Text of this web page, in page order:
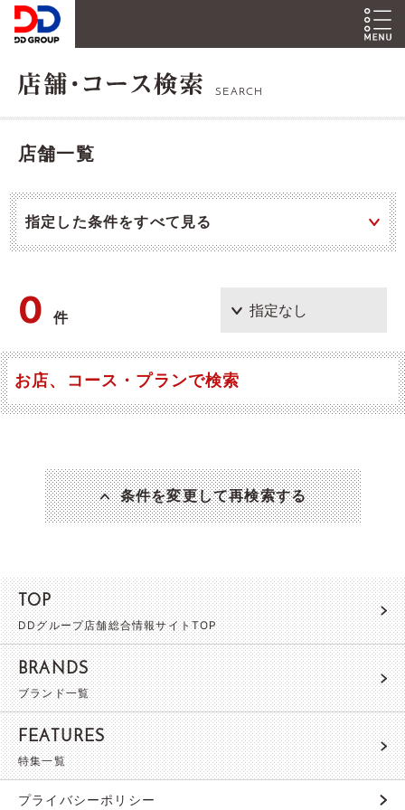
SEARCH
店舗一覧
指定した条件をすべて見る
0件
お店、コース・プランで検索
条件を変更して再検索する
TOP
DDグループ店舗総合情報サイトTOP
BRANDS
ブランド一覧
FEATURES
特集一覧
プライバシーポリシー